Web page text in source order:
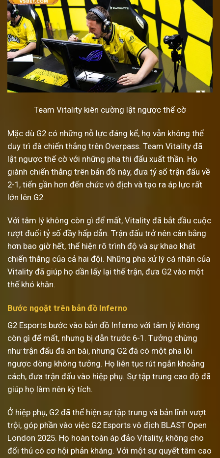
Team Vitality kiên cường lật ngược thế cờ
Mặc dù G2 có những nỗ lực đáng kể, họ vẫn không thể
duy trì đà chiến thắng trên Overpass. Team Vitality đã
lật ngược thế cờ với những pha thi đấu xuất thần. Họ
giành chiến thắng trên bản đồ này, đưa tỷ số trận đấu về
2-1, tiến gần hơn đến chức vô địch và tạo ra áp lực rất
lớn lên G2.
Với tâm lý không còn gì để mất, Vitality đã bắt đầu cuộc
rượt đuổi tỷ số đầy hấp dẫn. Trận đấu trở nên cân bằng
hơn bao giờ hết, thể hiện rõ trình độ và sự khao khát
chiến thắng của cả hai đội. Những pha xử lý cá nhân của
Vitality đã giúp họ dần lấy lại thế trận, đưa G2 vào một
thế khó khăn.
Bước ngoặt trên bản đồ Inferno
G2 Esports bước vào bản đồ Inferno với tâm lý không
còn gì để mất, nhưng bị dẫn trước 6-1. Tưởng chừng
như trận đấu đã an bài, nhưng G2 đã có một pha lội
ngược dòng không tưởng. Họ liên tục rút ngắn khoảng
cách, đưa trận đấu vào hiệp phụ. Sự tập trung cao độ đã
giúp họ làm nên kỳ tích.
Ở hiệp phụ, G2 đã thể hiện sự tập trung và bản lĩnh vượt
trội, góp phần vào việc G2 Esports vô địch BLAST Open
London 2025. Họ hoàn toàn áp đảo Vitality, không cho
đối thủ có cơ hội phản kháng. Với một sự quyết tâm cao